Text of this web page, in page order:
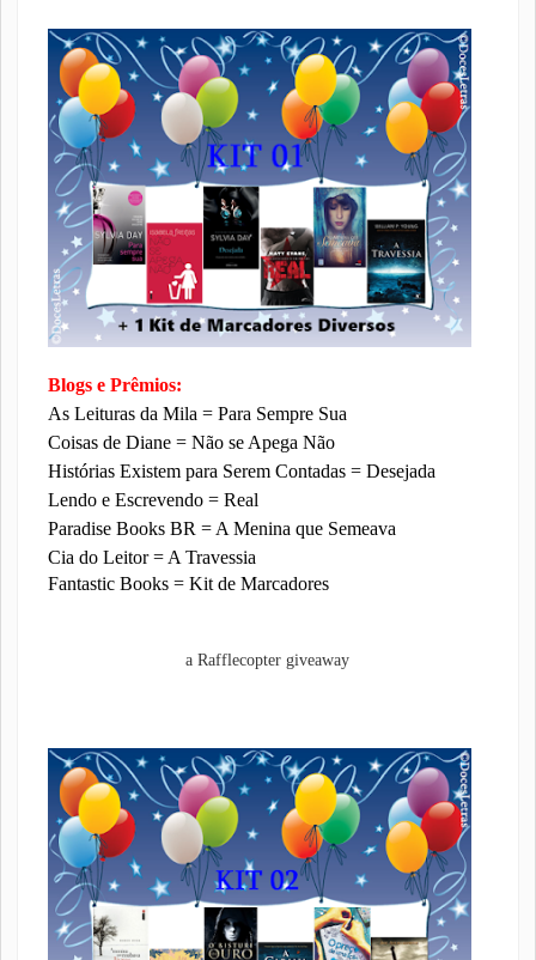
Blogs e Prêmios:
As Leituras da Mila = Para Sempre Sua
Coisas de Diane = Não se Apega Não
Histórias Existem para Serem Contadas = Desejada
Lendo e Escrevendo = Real
Paradise Books BR = A Menina que Semeava
Cia do Leitor = A Travessia
Fantastic Books = Kit de Marcadores
a Rafflecopter giveaway